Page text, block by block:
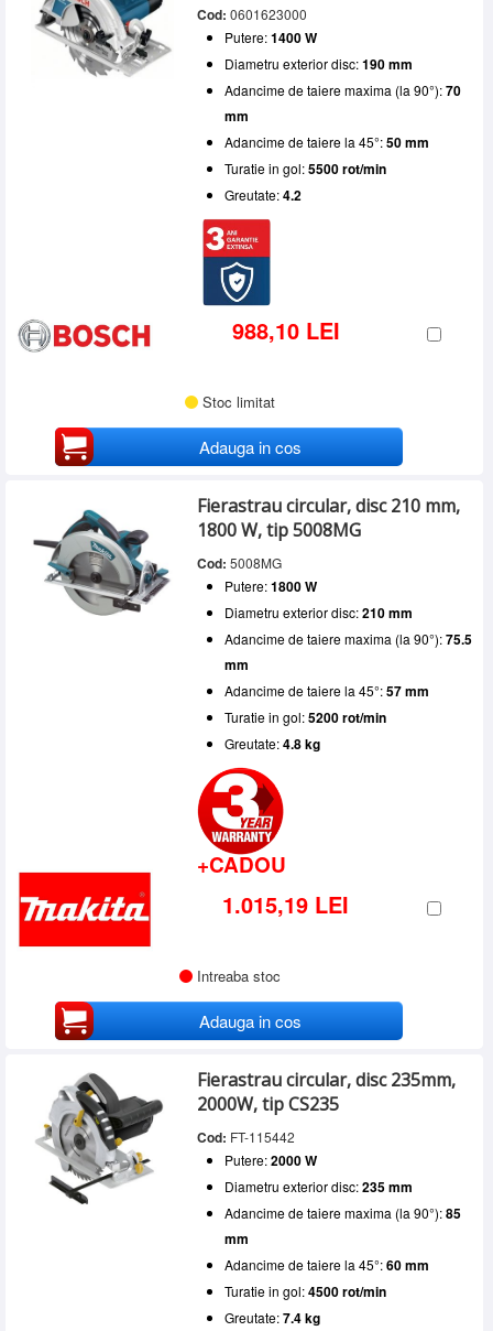
Cod: 0601623000
Putere:1400 W
Diametru exterior disc:190 mm
Adancime de taiere maxima (la 90°):70
mm
Adancime de taiere la 45°:50 mm
Turatie in gol:5500 rot/min
Greutate:4.2
988,10 LEI
Stoc limitat
Adauga in cos
Fierastrau circular, disc 210 mm,
1800 W, tip 5008MG
Cod: 5008MG
Putere:1800 W
Diametru exterior disc:210 mm
Adancime de taiere maxima (la 90°):75.5
mm
Adancime de taiere la 45°:57 mm
Turatie in gol:5200 rot/min
Greutate:4.8 kg
+CADOU
1.015,19 LEI
Intreaba stoc
Adauga in cos
Fierastrau circular, disc 235mm,
2000W, tip CS235
Cod: FT-115442
Putere:2000 W
Diametru exterior disc:235 mm
Adancime de taiere maxima (la 90°):85
mm
Adancime de taiere la 45°:60 mm
Turatie in gol:4500 rot/min
Greutate:7.4 kg